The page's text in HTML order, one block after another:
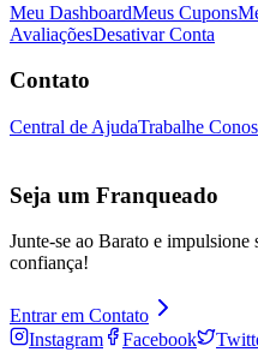
Meu DashboardMeus Cupons
AvaliaçõesDesativar Conta
Contato
Central de AjudaTrabalhe
Seja um Franqueado
Junte-se ao Barato e impulsione
confiança!
Entrar em Contato
Instagram
Facebook